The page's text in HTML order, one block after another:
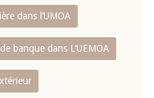
dans l‘UMOA
banque dans L‘UEMOA